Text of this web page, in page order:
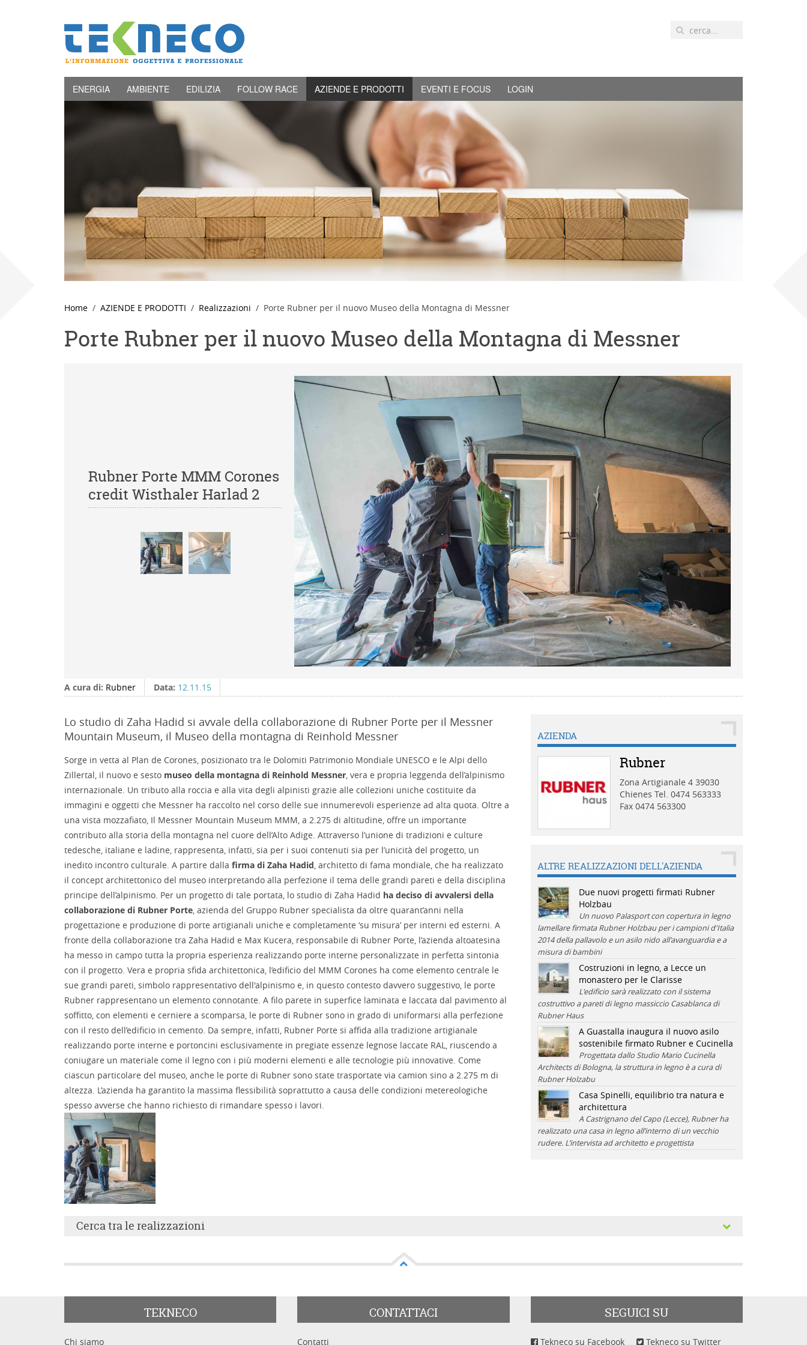
ENERGIA AMBIENTE EDILIZIA FOLLOW RACE AZIENDE E PRODOTTI EVENTI E FOCUS LOGIN
Home AZIENDE E PRODOTTI Realizzazioni Porte Rubner per il nuovo Museo della Montagna di Messner
Porte Rubner per il nuovo Museo della Montagna di Messner
Rubner Porte MMM Corones
credit Wisthaler Harlad 2
A cura di: Rubner Data: 12.11.15
Lo studio di Zaha Hadid si avvale della collaborazione di Rubner Porte per il Messner
Mountain Museum, il Museo della montagna di Reinhold Messner
Sorge in vetta al Plan de Corones, posizionato tra le Dolomiti Patrimonio Mondiale UNESCO e le Alpi dello
Zillertal, il nuovo e sesto museo della montagna di Reinhold Messner, vera e propria leggenda dell’alpinismo
internazionale. Un tributo alla roccia e alla vita degli alpinisti grazie alle collezioni uniche costituite da
immagini e oggetti che Messner ha raccolto nel corso delle sue innumerevoli esperienze ad alta quota. Oltre a
una vista mozzafiato, Il Messner Mountain Museum MMM, a 2.275 di altitudine, offre un importante
contributo alla storia della montagna nel cuore dell’Alto Adige. Attraverso l’unione di tradizioni e culture
tedesche, italiane e ladine, rappresenta, infatti, sia per i suoi contenuti sia per l’unicità del progetto, un
inedito incontro culturale. A partire dalla firma di Zaha Hadid, architetto di fama mondiale, che ha realizzato
il concept architettonico del museo interpretando alla perfezione il tema delle grandi pareti e della disciplina
principe dell’alpinismo. Per un progetto di tale portata, lo studio di Zaha Hadid ha deciso di avvalersi della
collaborazione di Rubner Porte, azienda del Gruppo Rubner specialista da oltre quarant’anni nella
progettazione e produzione di porte artigianali uniche e completamente ‘su misura’ per interni ed esterni. A
fronte della collaborazione tra Zaha Hadid e Max Kucera, responsabile di Rubner Porte, l’azienda altoatesina
ha messo in campo tutta la propria esperienza realizzando porte interne personalizzate in perfetta sintonia
con il progetto. Vera e propria sfida architettonica, l’edificio del MMM Corones ha come elemento centrale le
sue grandi pareti, simbolo rappresentativo dell'alpinismo e, in questo contesto davvero suggestivo, le porte
Rubner rappresentano un elemento connotante. A filo parete in superfice laminata e laccata dal pavimento al
soffitto, con elementi e cerniere a scomparsa, le porte di Rubner sono in grado di uniformarsi alla perfezione
con il resto dell’edificio in cemento. Da sempre, infatti, Rubner Porte si affida alla tradizione artigianale
realizzando porte interne e portoncini esclusivamente in pregiate essenze legnose laccate RAL, riuscendo a
coniugare un materiale come il legno con i più moderni elementi e alle tecnologie più innovative. Come
ciascun particolare del museo, anche le porte di Rubner sono state trasportate via camion sino a 2.275 m di
altezza. L’azienda ha garantito la massima flessibilità soprattutto a causa delle condizioni metereologiche
spesso avverse che hanno richiesto di rimandare spesso i lavori.
AZIENDA
Rubner
Zona Artigianale 4 39030
Chienes Tel. 0474 563333
Fax 0474 563300
ALTRE REALIZZAZIONI DELL'AZIENDA
Due nuovi progetti firmati Rubner
Holzbau
Un nuovo Palasport con copertura in legno
lamellare firmata Rubner Holzbau per i campioni d'Italia
2014 della pallavolo e un asilo nido all'avanguardia e a
misura di bambini
Costruzioni in legno, a Lecce un
monastero per le Clarisse
L'edificio sarà realizzato con il sistema
costruttivo a pareti di legno massiccio Casablanca di
Rubner Haus
A Guastalla inaugura il nuovo asilo
sostenibile firmato Rubner e Cucinella
Progettata dallo Studio Mario Cucinella
Architects di Bologna, la struttura in legno è a cura di
Rubner Holzabu
Casa Spinelli, equilibrio tra natura e
architettura
A Castrignano del Capo (Lecce), Rubner ha
realizzato una casa in legno all’interno di un vecchio
rudere. L’intervista ad architetto e progettista
Cerca tra le realizzazioni
TEKNECO
Chi siamo
CONTATTACI
Contatti
SEGUICI SU
Tekneco su Facebook Tekneco su Twitter